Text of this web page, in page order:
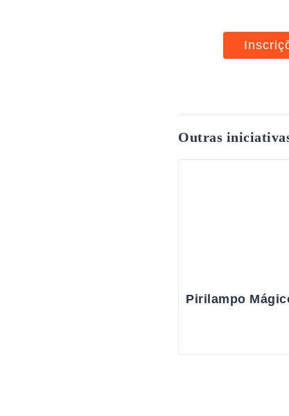
Outras
Pirilampo